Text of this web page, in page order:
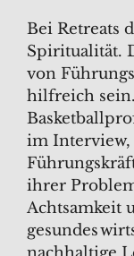
Bei Retreats
Spiritualität.
von
hilfreich
im Interview,
ihrer
Achtsamkeit
gesundes